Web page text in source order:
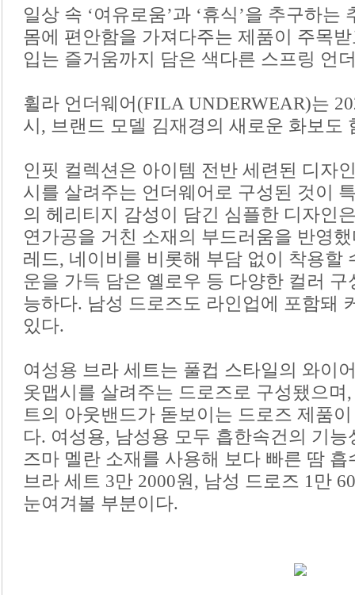
일상 속 ‘여유로움’과 ‘휴식’을 추구하
몸에 편안함을 가져다주는 제품이 주목
입는 즐거움까지 담은 색다른 스프링 언
휠라 언더웨어(FILA UNDERWEAR)는
시, 브랜드 모델 김재경의 새로운 화보도
인핏 컬렉션은 아이템 전반 세련된 디자
시를 살려주는 언더웨어로 구성된 것이
의 헤리티지 감성이 담긴 심플한 디자인
연가공을 거친 소재의 부드러움을 반영
레드, 네이비를 비롯해 부담 없이 착용할
운을 가득 담은 옐로우 등 다양한 컬러
능하다. 남성 드로즈도 라인업에 포함돼
있다.
여성용 브라 세트는 풀컵 스타일의 와이
옷맵시를 살려주는 드로즈로 구성됐으
트의 아웃밴드가 돋보이는 드로즈 제품
다. 여성용, 남성용 모두 흡한속건의 기
즈마 멜란 소재를 사용해 보다 빠른 땀
브라 세트 3만 2000원, 남성 드로즈 1만
눈여겨볼 부분이다.